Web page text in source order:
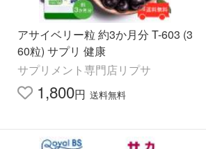
アサイベリー粒 約3か月分 T-603 (3
60粒) サプリ 健康
サプリメント専門店リプサ
1,800円 送料無料